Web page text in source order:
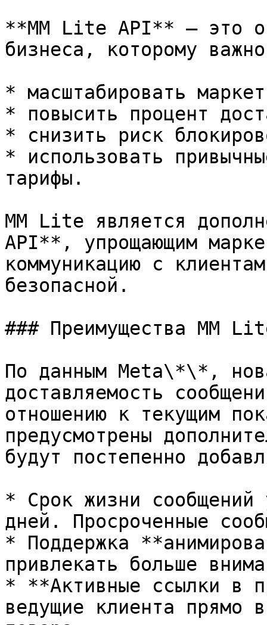
**MM Lite API** — это
бизнеса, которому
* масштабировать
* повысить процент
* снизить риск
* использовать
тарифы.
MM Lite является
API**, упрощающим
коммуникацию с
безопасной.
### Преимущества MM
По данным Meta\*\*,
доставляемость
отношению к текущим
предусмотрены
будут постепенно
* Срок жизни
дней. Просроченные
* Поддержка
привлекать больше
* **Активные ссылки в
ведущие клиента прямо